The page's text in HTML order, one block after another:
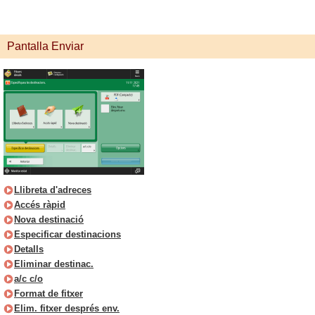
Pantalla Enviar
Llibreta d'adreces
Accés ràpid
Nova destinació
Especificar destinacions
Detalls
Eliminar destinac.
a/c c/o
Format de fitxer
Elim. fitxer després env.